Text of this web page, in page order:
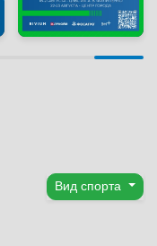
Вид спорта